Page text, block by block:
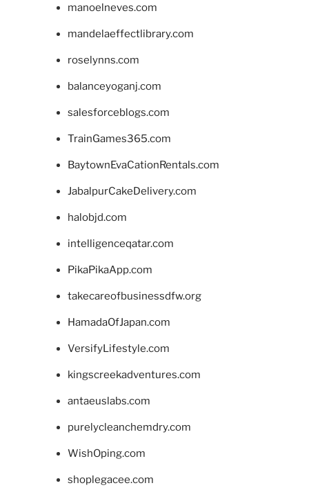
manoelneves.com
mandelaeffectlibrary.com
roselynns.com
balanceyoganj.com
salesforceblogs.com
TrainGames365.com
BaytownEvaCationRentals.com
JabalpurCakeDelivery.com
halobjd.com
intelligenceqatar.com
PikaPikaApp.com
takecareofbusinessdfw.org
HamadaOfJapan.com
VersifyLifestyle.com
kingscreekadventures.com
antaeuslabs.com
purelycleanchemdry.com
WishOping.com
shoplegacee.com